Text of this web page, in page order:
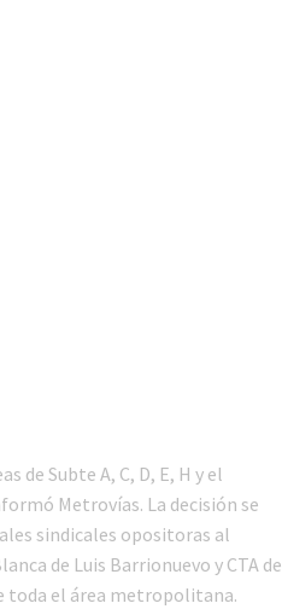
de Subte A, C, D, E, H y el
Metrovías. La decisión se
sindicales opositoras al
de Luis Barrionuevo y CTA de
toda el área metropolitana.